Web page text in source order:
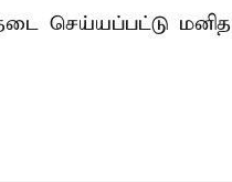
செய்யப்பட்டு மனித